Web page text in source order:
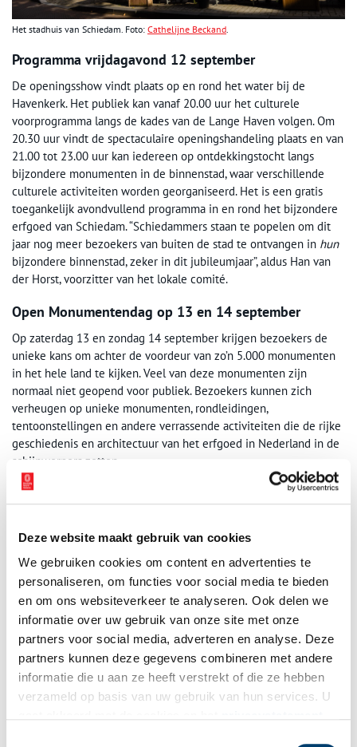
Deze website maakt gebruik van cookies
We gebruiken cookies om content en advertenties te
personaliseren, om functies voor social media te bieden
en om ons websiteverkeer te analyseren. Ook delen we
informatie over uw gebruik van onze site met onze
partners voor social media, adverteren en analyse. Deze
partners kunnen deze gegevens combineren met andere
informatie die u aan ze heeft verstrekt of die ze hebben
verzameld op basis van uw gebruik van hun services. U
Het stadhuis van Schiedam. Foto: Cathelijne Beckand
Programma vrijdagavond 12 september
De openingsshow vindt plaats op en rond het water bij de
Havenkerk. Het publiek kan vanaf 20.00 uur het culturele
voorprogramma langs de kades van de Lange Haven volgen. Om
20.30 uur vindt de spectaculaire openingshandeling plaats en van
21.00 tot 23.00 uur kan iedereen op ontdekkingstocht langs
bijzondere monumenten in de binnenstad, waar verschillende
culturele activiteiten worden georganiseerd. Het is een gratis
toegankelijk avondvullend programma in en rond het bijzondere
erfgoed van Schiedam. “Schiedammers staan te popelen om dit
jaar nog meer bezoekers van buiten de stad te ontvangen in hun
bijzondere binnenstad, zeker in dit jubileumjaar”, aldus Han van
der Horst, voorzitter van het lokale comité.
Open Monumentendag op 13 en 14 september
Op zaterdag 13 en zondag 14 september krijgen bezoekers de
unieke kans om achter de voordeur van zo’n 5.000 monumenten
in het hele land te kijken. Veel van deze monumenten zijn
normaal niet geopend voor publiek. Bezoekers kunnen zich
verheugen op unieke monumenten, rondleidingen,
tentoonstellingen en andere verrassende activiteiten die de rijke
geschiedenis en architectuur van het erfgoed in Nederland in de
schijnwerpers zetten.
Bron:
Ontvang de nieuwsbrief
Wilt u op de hoogte blijven van de mooiste verhalen en het
laatste erfgoednieuws? Schrijf u dan nu in voor onze
wekelijkse nieuwsbrief!